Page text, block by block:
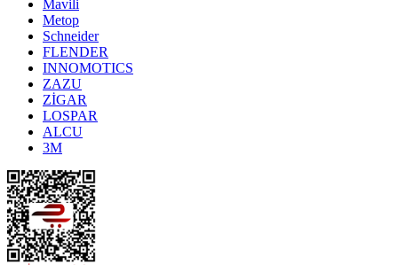
Mavili
Metop
Schneider
FLENDER
INNOMOTICS
ZAZU
ZİGAR
LOSPAR
ALCU
3M